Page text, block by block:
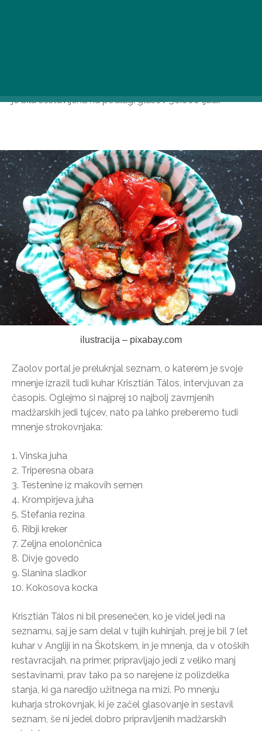
je bila sestavljena na podlagi glasov 50.000 ljudi.
ilustracija – pixabay.com
Zaolov portal je preluknjal seznam, o katerem je svoje
mnenje izrazil tudi kuhar Krisztián Tálos, intervjuvan za
časopis. Oglejmo si najprej 10 najbolj zavrnjenih
madžarskih jedi tujcev, nato pa lahko preberemo tudi
mnenje strokovnjaka:
1. Vinska juha
2. Triperesna obara
3. Testenine iz makovih semen
4. Krompirjeva juha
5. Stefania rezina
6. Ribji kreker
7. Zeljna enolončnica
8. Divje govedo
9. Slanina sladkor
10. Kokosova kocka
Krisztián Tálos ni bil presenečen, ko je videl jedi na
seznamu, saj je sam delal v tujih kuhinjah, prej je bil 7 let
kuhar v Angliji in na Škotskem, in je mnenja, da v otoških
restavracijah, na primer, pripravljajo jedi z veliko manj
sestavinami, prav tako pa so narejene iz polizdelka
stanja, ki ga naredijo užitnega na mizi. Po mnenju
kuharja strokovnjak, ki je začel glasovanje in sestavil
seznam, še ni jedel dobro pripravljenih madžarskih